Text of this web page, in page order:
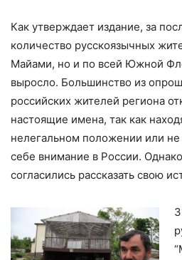
Как утверждает издание, за
количество русскоязычных
Майами, но и по всей Южной
выросло. Большинство из
российских жителей региона
настоящие имена, так как
нелегальном положении или
себе внимание в России.
согласились рассказать свою